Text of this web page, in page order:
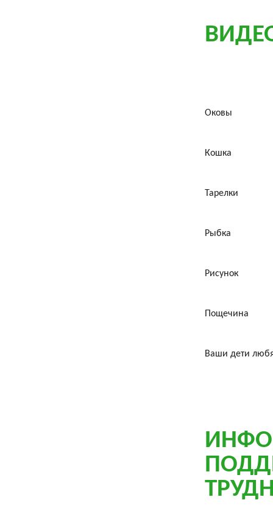
Оковы
Кошка
Тарелки
Рыбка
Рисунок
Пощечина
Ваши дети